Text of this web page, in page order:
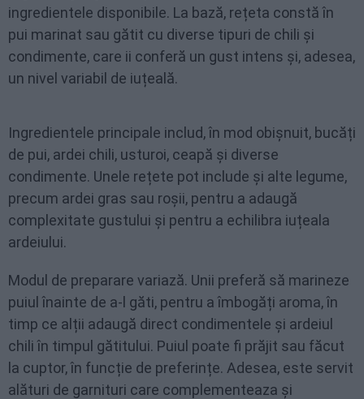
ingredientele disponibile. La bază, rețeta constă în
pui marinat sau gătit cu diverse tipuri de chili și
condimente, care ii conferă un gust intens și, adesea,
un nivel variabil de iuțeală.
Ingredientele principale includ, în mod obișnuit, bucăți
de pui, ardei chili, usturoi, ceapă și diverse
condimente. Unele rețete pot include și alte legume,
precum ardei gras sau roșii, pentru a adaugă
complexitate gustului și pentru a echilibra iuțeala
ardeiului.
Modul de preparare variază. Unii preferă să marineze
puiul înainte de a-l găti, pentru a îmbogăți aroma, în
timp ce alții adaugă direct condimentele și ardeiul
chili în timpul gătitului. Puiul poate fi prăjit sau făcut
la cuptor, în funcție de preferințe. Adesea, este servit
alături de garnituri care complementeaza și